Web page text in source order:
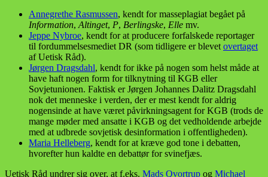
Annegrethe Rasmussen, kendt for masseplagiat begået på
Information, Altinget, P, Berlingske, Elle mv.
Jeppe Nybroe, kendt for at producere forfalskede reportager
til fordummelsesmediet DR (som tidligere er blevet overtaget
af Uetisk Råd).
Jørgen Dragsdahl, kendt for ikke på nogen som helst måde at
have haft nogen form for tilknytning til KGB eller
Sovjetunionen. Faktisk er Jørgen Johannes Dalitz Dragsdahl
nok det menneske i verden, der er mest kendt for aldrig
nogensinde at have været påvirkningsagent for KGB (trods de
mange møder med ansatte i KGB og det vedholdende arbejde
med at udbrede sovjetisk desinformation i offentligheden).
Maria Helleberg, kendt for at kræve god tone i debatten,
hvorefter hun kaldte en debattør for svinefjæs.
Uetisk Råd undrer sig over, at f.eks. Mads Qvortrup og Michael